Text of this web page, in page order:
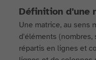
Définition d'une
Une matrice, au sens
d'éléments (nombres,
répartis en lignes et